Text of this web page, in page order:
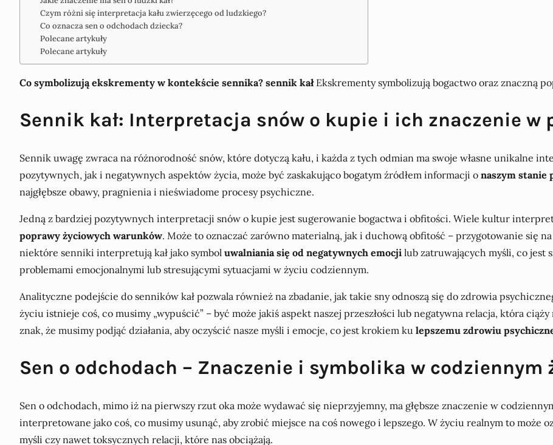
Czym różni się interpretacja kału zwierzęcego od ludzkiego?
Co oznacza sen o odchodach dziecka?
Polecane artykuły
Polecane artykuły
Co symbolizują ekskrementy w kontekście sennika? sennik kałEkskrementy symbolizują bogactwo oraz znaczną
Sennik kał: Interpretacja snów o kupie i ich znaczenie w
Sennik uwagę zwraca na różnorodność snów, które dotyczą kału, i każda z tych odmian ma swoje własne unikalne
pozytywnych, jak i negatywnych aspektów życia, może być zaskakująco bogatym źródłem informacji o naszym stanie
najgłębsze obawy, pragnienia i nieświadome procesy psychiczne.
Jedną z bardziej pozytywnych interpretacji snów o kupie jest sugerowanie bogactwa i obfitości. Wiele kultur
poprawy życiowych warunków. Może to oznaczać zarówno materialną, jak i duchową obfitość – przygotowanie się
niektóre senniki interpretują kał jako symbol uwalniania się od negatywnych emocji lub zatruwających myśli, co jest
problemami emocjonalnymi lub stresującymi sytuacjami w życiu codziennym.
Analityczne podejście do senników kał pozwala również na zbadanie, jak takie sny odnoszą się do zdrowia
życiu istnieje coś, co musimy „wypuścić” – być może jakiś aspekt naszej przeszłości lub negatywna relacja, która
znak, że musimy podjąć działania, aby oczyścić nasze myśli i emocje, co jest krokiem ku lepszemu zdrowiu
Sen o odchodach – Znaczenie i symbolika w codziennym
Sen o odchodach, mimo iż na pierwszy rzut oka może wydawać się nieprzyjemny, ma głębsze znaczenie w
interpretowane jako coś, co musimy usunąć, aby zrobić miejsce na coś nowego i lepszego. W życiu realnym to może
myśli czy nawet toksycznych relacji, które nas obciążają.